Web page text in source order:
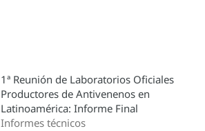
1ª Reunión de Laboratorios Oficiales
Productores de Antivenenos en
Latinoamérica: Informe Final
Informes técnicos